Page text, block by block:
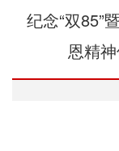
纪念“双85”
恩精